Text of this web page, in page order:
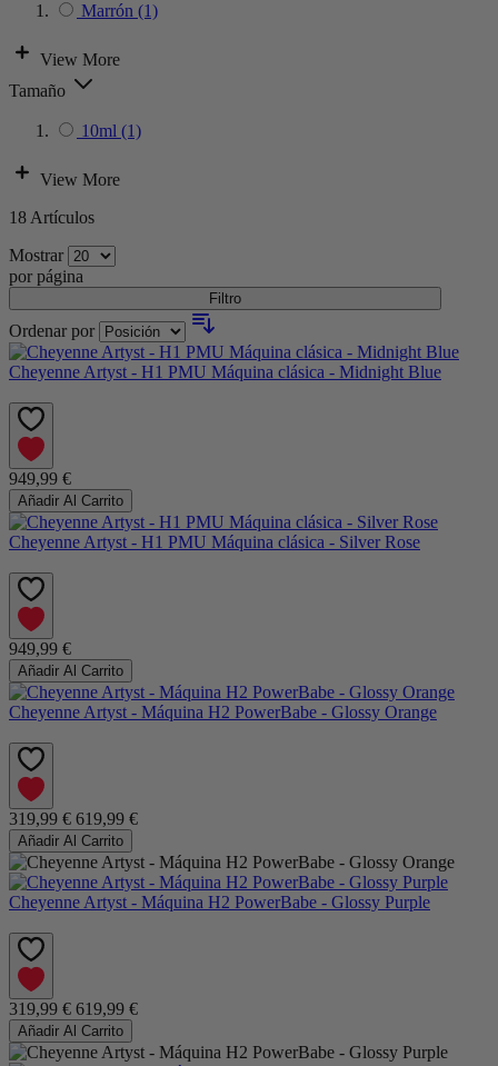
Marrón (1)
View More
Tamaño
10ml (1)
View More
18 Artículos
Mostrar
por página
Filtro
Ordenar por
Cheyenne Artyst - H1 PMU Máquina clásica - Midnight Blue
949,99 €
Añadir Al Carrito
Cheyenne Artyst - H1 PMU Máquina clásica - Silver Rose
949,99 €
Añadir Al Carrito
Cheyenne Artyst - Máquina H2 PowerBabe - Glossy Orange
319,99 € 619,99 €
Añadir Al Carrito
Cheyenne Artyst - Máquina H2 PowerBabe - Glossy Purple
319,99 € 619,99 €
Añadir Al Carrito